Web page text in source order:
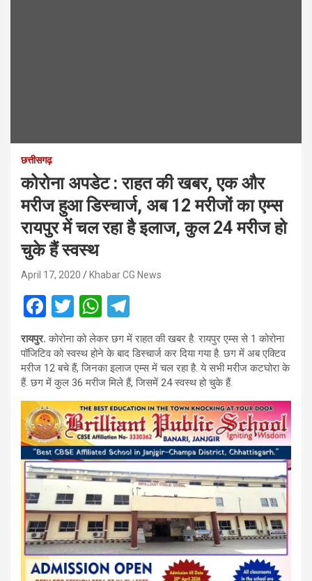
छत्तीसगढ़
कोरोना अपडेट : राहत की खबर, एक और
मरीज हुआ डिस्चार्ज, अब 12 मरीजों का एम्स
रायपुर में चल रहा है इलाज, कुल 24 मरीज हो
चुके हैं स्वस्थ
April 17, 2020 Khabar CG News
F
a
ce
b
o
o
k
T
wi
tt
er
W
h
at
s
A
p
p
el
e
gr
a
m
रायपुर. कोरोना को लेकर छग में राहत की खबर है. रायपुर एम्स से 1 कोरोना
पॉजिटिव को स्वस्थ होने के बाद डिस्चार्ज कर दिया गया है. छग में अब एक्टिव
मरीज 12 बचे हैं, जिनका इलाज एम्स में चल रहा है. ये सभी मरीज कटघोरा के
हैं. छग में कुल 36 मरीज मिले हैं, जिसमें 24 स्वस्थ हो चुके हैं.